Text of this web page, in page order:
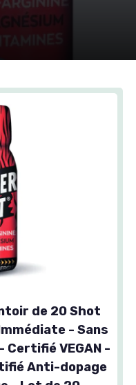
de 20 Shot
- Sans
Certifié VEGAN -
Anti-dopage